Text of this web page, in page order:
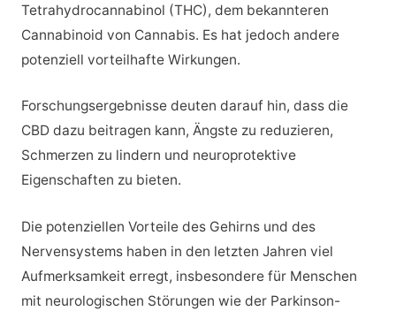
Tetrahydrocannabinol (THC), dem bekannteren
Cannabinoid von Cannabis. Es hat jedoch andere
potenziell vorteilhafte Wirkungen.
Forschungsergebnisse deuten darauf hin, dass die
CBD dazu beitragen kann, Ängste zu reduzieren,
Schmerzen zu lindern und neuroprotektive
Eigenschaften zu bieten.
Die potenziellen Vorteile des Gehirns und des
Nervensystems haben in den letzten Jahren viel
Aufmerksamkeit erregt, insbesondere für Menschen
mit neurologischen Störungen wie der Parkinson-